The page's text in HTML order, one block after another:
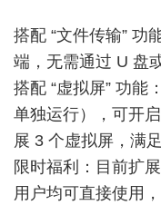
搭配 “文件传输” 功
端，无需通过 U 盘
搭配 “虚拟屏” 功能
单独运行），可开
展 3 个虚拟屏，满
限时福利：目前扩
用户均可直接使用